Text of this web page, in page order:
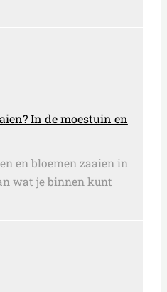
In de moestuin en
en bloemen zaaien in
wat je binnen kunt